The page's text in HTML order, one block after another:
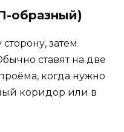
образный)
затем
ставят на две
когда нужно
коридор или в